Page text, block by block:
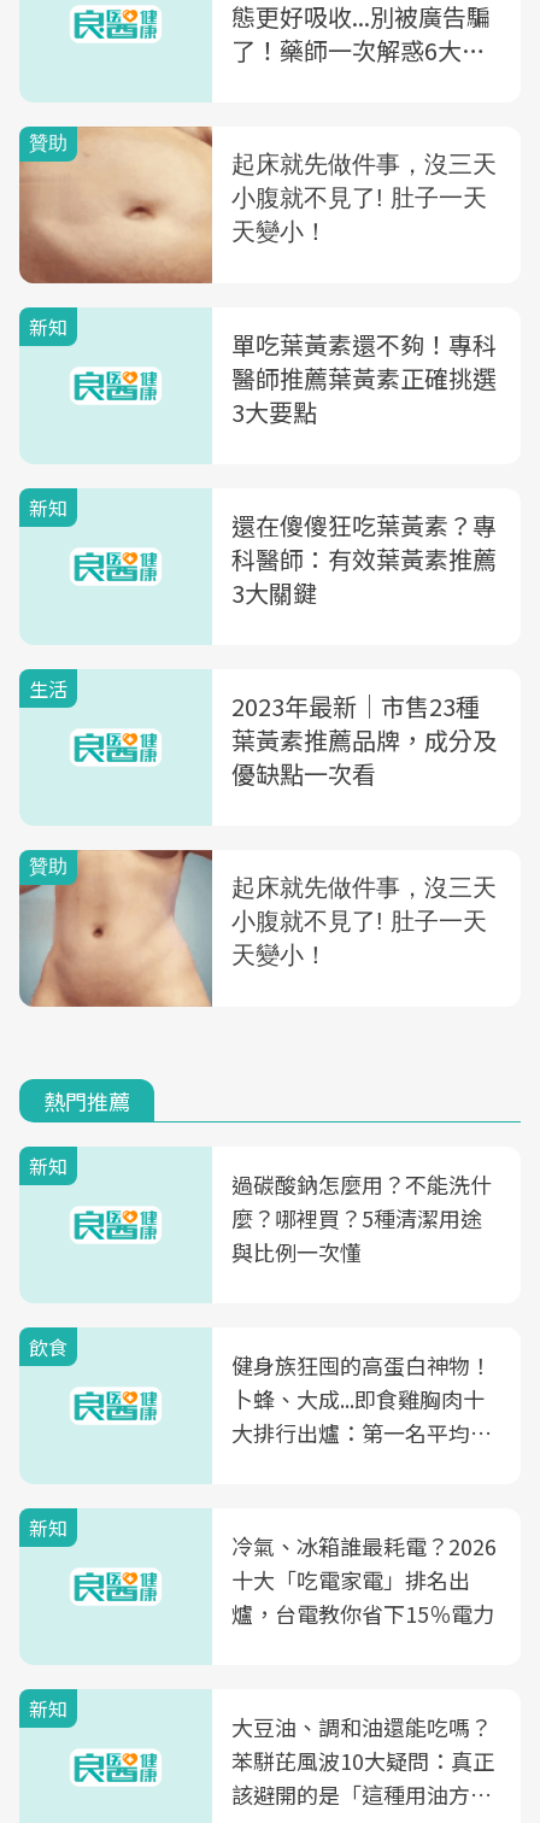
態更好吸收...別被廣告騙
了！藥師一次解惑6大迷
新知
單吃葉黃素還不夠！專科
醫師推薦葉黃素正確挑選
3大要點
新知
還在傻傻狂吃葉黃素？專
科醫師：有效葉黃素推薦
3大關鍵
生活
2023年最新｜市售23種
葉黃素推薦品牌，成分及
優缺點一次看
熱門推薦
新知
過碳酸鈉怎麼用？不能洗什
麼？哪裡買？5種清潔用途
與比例一次懂
飲食
健身族狂囤的高蛋白神物！
卜蜂、大成...即食雞胸肉十
大排行出爐：第一名平均一
新知
冷氣、冰箱誰最耗電？2026
十大「吃電家電」排名出
爐，台電教你省下15％電力
新知
大豆油、調和油還能吃嗎？
苯駢芘風波10大疑問：真正
該避開的是「這種用油方